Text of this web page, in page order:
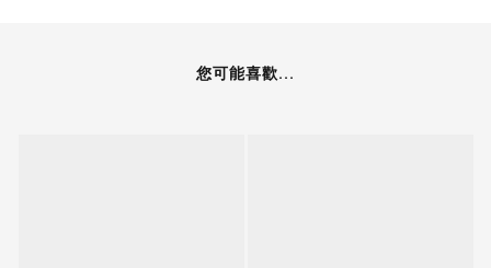
您可能喜歡...